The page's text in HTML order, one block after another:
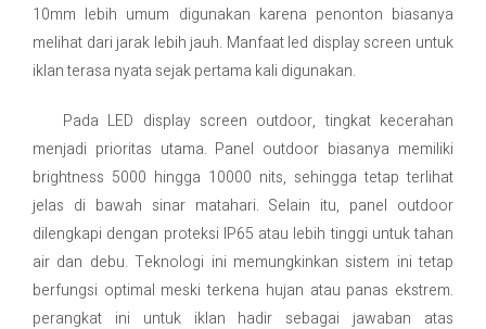
10mm lebih umum digunakan karena penonton biasanya
melihat dari jarak lebih jauh. Manfaat led display screen untuk
iklan terasa nyata sejak pertama kali digunakan.
Pada LED display screen outdoor, tingkat kecerahan
menjadi prioritas utama. Panel outdoor biasanya memiliki
brightness 5000 hingga 10000 nits, sehingga tetap terlihat
jelas di bawah sinar matahari. Selain itu, panel outdoor
dilengkapi dengan proteksi IP65 atau lebih tinggi untuk tahan
air dan debu. Teknologi ini memungkinkan sistem ini tetap
berfungsi optimal meski terkena hujan atau panas ekstrem.
perangkat ini untuk iklan hadir sebagai jawaban atas